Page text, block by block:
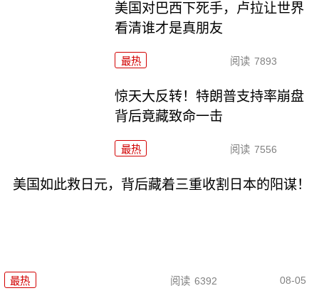
美国对巴西下死手，卢拉让世界
看清谁才是真朋友
最热 阅读 7893
惊天大反转！特朗普支持率崩盘
背后竟藏致命一击
最热 阅读 7556
美国如此救日元，背后藏着三重收割日本的阳谋！
最热 阅读 6392 08-05